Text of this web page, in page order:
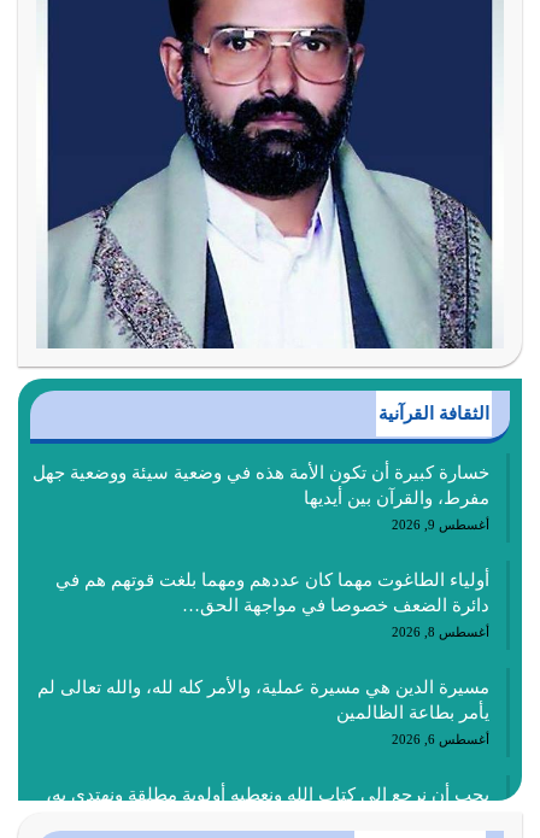
الثقافة القرآنية
خسارة كبيرة أن تكون الأمة هذه في وضعية سيئة ووضعية جهل
مفرط، والقرآن بين أيديها
أغسطس 9, 2026
أولياء الطاغوت مهما كان عددهم ومهما بلغت قوتهم هم في
دائرة الضعف خصوصا في مواجهة الحق…
أغسطس 8, 2026
مسيرة الدين هي مسيرة عملية، والأمر كله لله، والله تعالى لم
يأمر بطاعة الظالمين
أغسطس 6, 2026
يجب أن نرجع إلى كتاب الله ونعطيه أولوية مطلقة ونهتدي به،